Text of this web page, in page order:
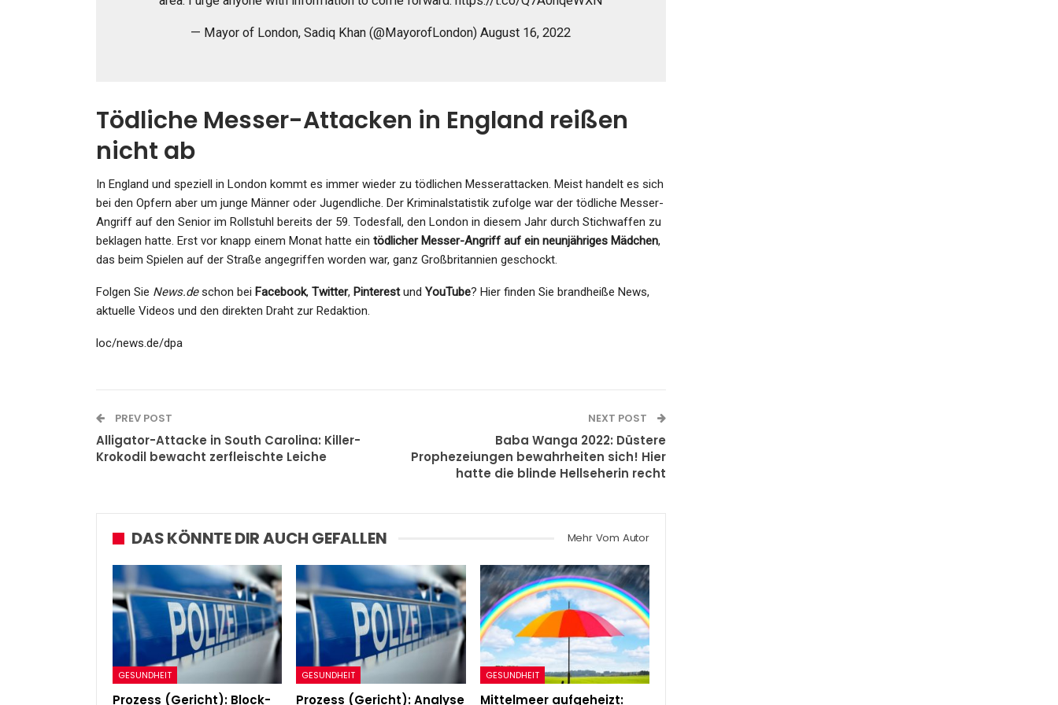
— Mayor of London, Sadiq Khan (@MayorofLondon) August 16, 2022
Tödliche Messer-Attacken in England reißen
nicht ab
In England und speziell in London kommt es immer wieder zu tödlichen Messerattacken. Meist handelt es sich
bei den Opfern aber um junge Männer oder Jugendliche. Der Kriminalstatistik zufolge war der tödliche Messer-
Angriff auf den Senior im Rollstuhl bereits der 59. Todesfall, den London in diesem Jahr durch Stichwaffen zu
beklagen hatte. Erst vor knapp einem Monat hatte ein tödlicher Messer-Angriff auf ein neunjähriges Mädchen,
das beim Spielen auf der Straße angegriffen worden war, ganz Großbritannien geschockt.
Folgen Sie News.deschon bei Facebook, Twitter, Pinterestund YouTube? Hier finden Sie brandheiße News,
aktuelle Videos und den direkten Draht zur Redaktion.
loc/news.de/dpa
PREV POST
Alligator-Attacke in South Carolina: Killer-
Krokodil bewacht zerfleischte Leiche
NEXT POST
Baba Wanga 2022: Düstere
Prophezeiungen bewahrheiten sich! Hier
hatte die blinde Hellseherin recht
DAS KÖNNTE DIR AUCH GEFALLEN Mehr Vom Autor
GESUNDHEIT
Prozess (Gericht): Block-
GESUNDHEIT
Prozess (Gericht): Analyse
GESUNDHEIT
Mittelmeer aufgeheizt: